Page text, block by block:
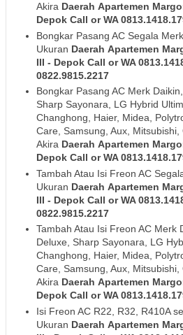
Akira Daerah Apartemen
Depok Call or WA
Bongkar Pasang AC Segala
Ukuran Daerah Apartemen
III - Depok Call or WA
0822.9815.2217
Bongkar Pasang AC Merk
Sharp Sayonara, LG Hybrid
Changhong, Haier, Midea,
Care, Samsung, Aux, Mitsubishi,
Akira Daerah Apartemen
Depok Call or WA
Tambah Atau Isi Freon AC
Ukuran Daerah Apartemen
III - Depok Call or WA
0822.9815.2217
Tambah Atau Isi Freon AC Merk
Deluxe, Sharp Sayonara, LG
Changhong, Haier, Midea,
Care, Samsung, Aux, Mitsubishi,
Akira Daerah Apartemen
Depok Call or WA
Isi Freon AC R22, R32, R410A
Ukuran Daerah Apartemen